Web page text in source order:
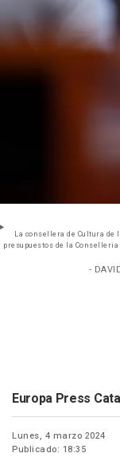
La consellera de Cultura
presupuestos de la Conselleria
-
Europa Press
Lunes, 4 marzo 2024
Publicado: 18:35